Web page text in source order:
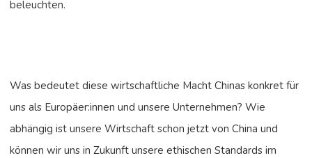
beleuchten.
Was bedeutet diese wirtschaftliche Macht Chinas konkret für
uns als Europäer:innen und unsere Unternehmen? Wie
abhängig ist unsere Wirtschaft schon jetzt von China und
können wir uns in Zukunft unsere ethischen Standards im